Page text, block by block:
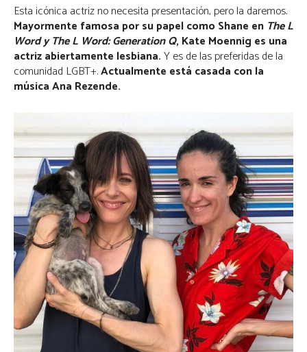
Esta icónica actriz no necesita presentación, pero la daremos.
Mayormente famosa por su papel como Shane en The L
Word y The L Word: Generation Q, Kate Moennig es una
actriz abiertamente lesbiana.Y es de las preferidas de la
comunidad LGBT+.Actualmente está casada con la
música Ana Rezende.